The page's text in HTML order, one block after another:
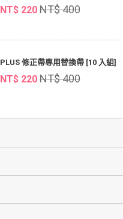
NT$ 220 NT$ 400
PLUS 修正帶專用替換帶 [10 入組]
NT$ 220 NT$ 400